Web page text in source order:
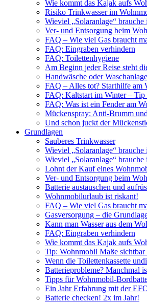
Wie kommt das Kajak aufs
Risiko Trinkwasser im
Wieviel „Solaranlage“
Ver- und Entsorgung beim
FAQ – Wie viel Gas braucht
FAQ: Eingraben verhindern
FAQ: Toilettenhygiene
Am Beginn jeder Reise steht
Handwäsche oder
FAQ – Alles tot? Starthilfe am
FAQ: Kaltstart im Winter – Tip
FAQ: Was ist ein Fender am
Mückenspray: Anti-Brumm
Und schon juckt der
Grundlagen
Sauberes Trinkwasser
Wieviel „Solaranlage“
Wieviel „Solaranlage“
Lohnt der Kauf eines
Ver- und Entsorgung beim
Batterie austauschen und
Wohnmobilurlaub ist riskant!
FAQ – Wie viel Gas braucht
Gasversorgung – die
Kann man Wasser aus dem
FAQ: Eingraben verhindern
Wie kommt das Kajak aufs
Tip: Wohnmobil Maße sichtbar
Wenn die Toilettenkassette
Batterieprobleme? Manchmal
Tipps für Wohnmobil-
Ein Jahr Erfahrung mit der
Batterie checken! 2x im Jahr!